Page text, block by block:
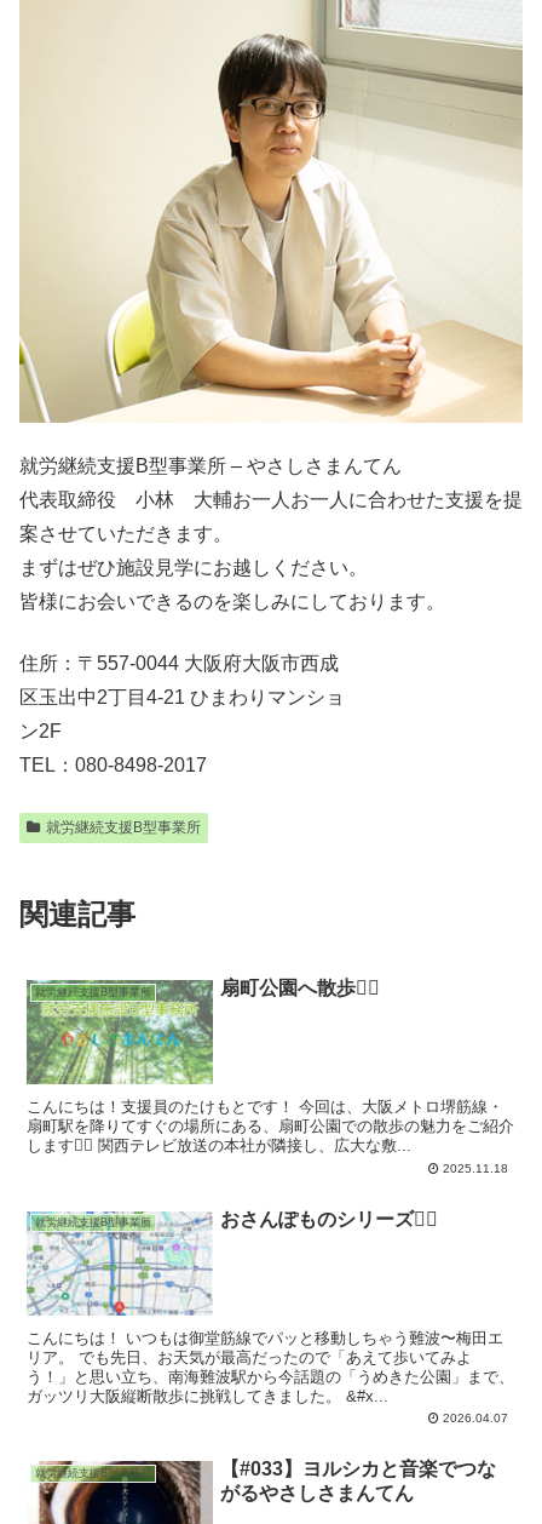
就労継続支援B型事業所 – やさしさまんてん
代表取締役 小林 大輔お一人お一人に合わせた支援を提
案させていただきます。
まずはぜひ施設見学にお越しください。
皆様にお会いできるのを楽しみにしております。
住所：〒557-0044 大阪府大阪市西成
区玉出中2丁目4-21 ひまわりマンショ
ン2F
TEL：080-8498-2017
就労継続支援B型事業所
関連記事
就労継続支援B型事業所 扇町公園へ散歩🚶‍♀️
こんにちは！支援員のたけもとです！ 今回は、大阪メトロ堺筋線・
扇町駅を降りてすぐの場所にある、扇町公園での散歩の魅力をご紹介
します🚶‍♀️ 関西テレビ放送の本社が隣接し、広大な敷...
2025.11.18
就労継続支援B型事業所 おさんぽものシリーズ🚶‍♀️
こんにちは！ いつもは御堂筋線でパッと移動しちゃう難波〜梅田エ
リア。 でも先日、お天気が最高だったので「あえて歩いてみよ
う！」と思い立ち、南海難波駅から今話題の「うめきた公園」まで、
ガッツリ大阪縦断散歩に挑戦してきました。 &#x...
2026.04.07
就労継続支援B型事業所
【#033】ヨルシカと音楽でつな
がるやさしさまんてん